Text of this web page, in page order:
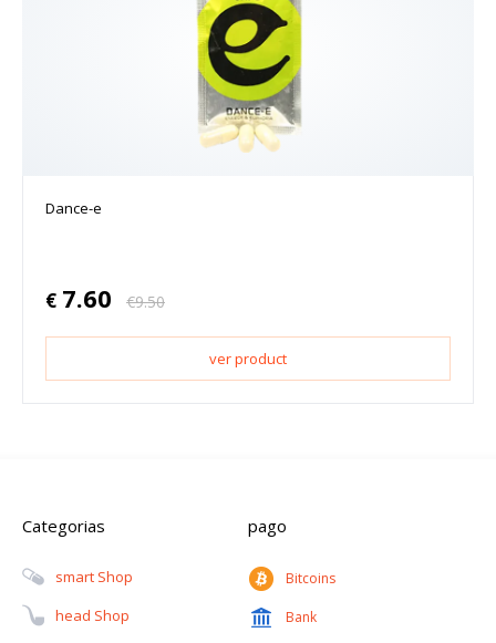
Dance-e
€ 7.60 €9.50
ver product
Categorias
Smart Shop
Head Shop
pago
Bitcoins
Bank